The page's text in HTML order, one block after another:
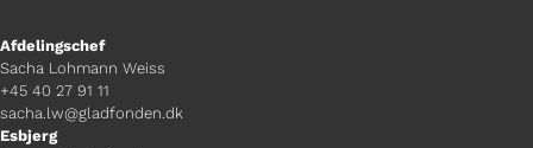
Afdelingschef
Sacha Lohmann Weiss
+45 40 27 91 11
sacha.lw@gladfonden.dk
Esbjerg